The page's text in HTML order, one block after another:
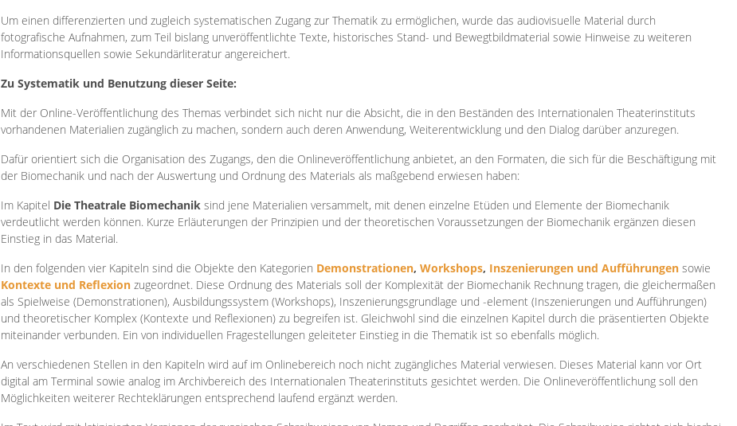
Um einen differenzierten und zugleich systematischen Zugang zur Thematik zu ermöglichen, wurde das audiovisuelle Material durch
fotografische Aufnahmen, zum Teil bislang unveröffentlichte Texte, historisches Stand- und Bewegtbildmaterial sowie Hinweise zu weiteren
Informationsquellen sowie Sekundärliteratur angereichert.
Zu Systematik und Benutzung dieser Seite:
Mit der Online-Veröffentlichung des Themas verbindet sich nicht nur die Absicht, die in den Beständen des Internationalen Theaterinstituts
vorhandenen Materialien zugänglich zu machen, sondern auch deren Anwendung, Weiterentwicklung und den Dialog darüber anzuregen.
Dafür orientiert sich die Organisation des Zugangs, den die Onlineveröffentlichung anbietet, an den Formaten, die sich für die Beschäftigung mit
der Biomechanik und nach der Auswertung und Ordnung des Materials als maßgebend erwiesen haben:
Im Kapitel Die Theatrale Biomechanik sind jene Materialien versammelt, mit denen einzelne Etüden und Elemente der Biomechanik
verdeutlicht werden können. Kurze Erläuterungen der Prinzipien und der theoretischen Voraussetzungen der Biomechanik ergänzen diesen
Einstieg in das Material.
In den folgenden vier Kapiteln sind die Objekte den Kategorien Demonstrationen, Workshops, Inszenierungen und Aufführungen sowie
Kontexte und Reflexion zugeordnet. Diese Ordnung des Materials soll der Komplexität der Biomechanik Rechnung tragen, die gleichermaßen
als Spielweise (Demonstrationen), Ausbildungssystem (Workshops), Inszenierungsgrundlage und -element (Inszenierungen und Aufführungen)
und theoretischer Komplex (Kontexte und Reflexionen) zu begreifen ist. Gleichwohl sind die einzelnen Kapitel durch die präsentierten Objekte
miteinander verbunden. Ein von individuellen Fragestellungen geleiteter Einstieg in die Thematik ist so ebenfalls möglich.
An verschiedenen Stellen in den Kapiteln wird auf im Onlinebereich noch nicht zugängliches Material verwiesen. Dieses Material kann vor Ort
digital am Terminal sowie analog im Archivbereich des Internationalen Theaterinstituts gesichtet werden. Die Onlineveröffentlichung soll den
Möglichkeiten weiterer Rechteklärungen entsprechend laufend ergänzt werden.